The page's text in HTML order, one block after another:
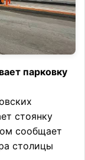
парковку
стоянку
сообщает
столицы